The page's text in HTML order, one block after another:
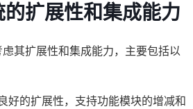
扩展性和集成能力
其扩展性和集成能力，主要包括以
好的扩展性，支持功能模块的增减和